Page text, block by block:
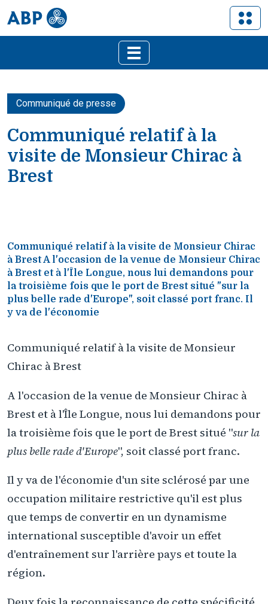
Communiqué de presse
Communiqué relatif à la
visite de Monsieur Chirac à
Brest
Communiqué relatif à la visite de Monsieur Chirac
à Brest A l'occasion de la venue de Monsieur Chirac
à Brest et à l'Île Longue, nous lui demandons pour
la troisième fois que le port de Brest situé "sur la
plus belle rade d'Europe", soit classé port franc. Il
y va de l'économie
Communiqué relatif à la visite de Monsieur
Chirac à Brest
A l'occasion de la venue de Monsieur Chirac à
Brest et à l'Île Longue, nous lui demandons pour
la troisième fois que le port de Brest situé "sur la
plus belle rade d'Europe", soit classé port franc.
Il y va de l'économie d'un site sclérosé par une
occupation militaire restrictive qu'il est plus
que temps de convertir en un dynamisme
international susceptible d'avoir un effet
d'entraînement sur l'arrière pays et toute la
région.